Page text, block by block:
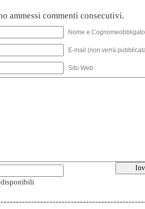
ammessi commenti consecutivi.
Nome e
E-mail (non verrà
Sito Web